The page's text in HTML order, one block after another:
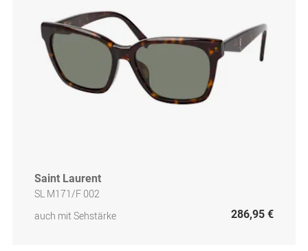
Saint Laurent
SL M171/F 002
auch mit Sehstärke
286,95 €